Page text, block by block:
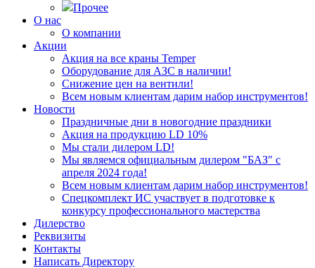
Прочее
О нас
О компании
Акции
Акция на все краны Temper
Оборудование для АЗС в наличии!
Снижение цен на вентили!
Всем новым клиентам дарим набор инструментов!
Новости
Праздничные дни в новогодние праздники
Акция на продукцию LD 10%
Мы стали дилером LD!
Мы являемся официальным дилером "БАЗ" с
апреля 2024 года!
Всем новым клиентам дарим набор инструментов!
Спецкомплект ИС участвует в подготовке к
конкурсу профессионального мастерства
Дилерство
Реквизиты
Контакты
Написать Директору